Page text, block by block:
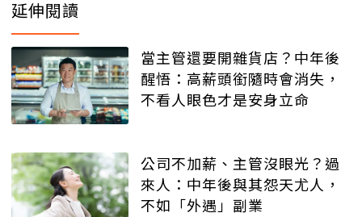
延伸閱讀
當主管還要開雜貨店？中年後
醒悟：高薪頭銜隨時會消失，
不看人眼色才是安身立命
公司不加薪、主管沒眼光？過
來人：中年後與其怨天尤人，
不如「外遇」副業